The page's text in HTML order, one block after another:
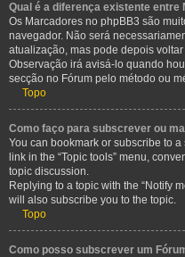
Qual é a diferença existente
Os Marcadores no phpBB3 são
navegador. Não será
atualização, mas pode depois
Observação irá avisá-lo quando
secção no Fórum pelo método ou
Topo
Como faço para subscrever ou
You can bookmark or subscribe to
link in the “Topic tools” menu,
topic discussion.
Replying to a topic with the “Notify
will also subscribe you to the topic.
Topo
Como posso subscrever um